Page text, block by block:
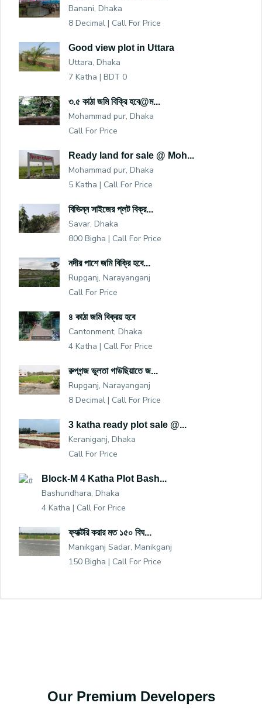
Banani, Dhaka
8 Decimal | Call For Price
Good view plot in Uttara
Uttara, Dhaka
7 Katha | BDT 0
৩.৫ কাঠা জমি বিক্রি হবে@ম...
Mohammad pur, Dhaka
Call For Price
Ready land for sale @ Moh...
Mohammad pur, Dhaka
5 Katha | Call For Price
বিভিন্ন সাইজের প্লট বিক্র...
Savar, Dhaka
800 Bigha | Call For Price
নদীর পাশে জমি বিক্রি হবে...
Rupganj, Narayanganj
Call For Price
৪ কাঠা জমি বিক্রয় হবে
Cantonment, Dhaka
4 Katha | Call For Price
রুপগন্জ ভুলতা গাউছিয়াতে জ...
Rupganj, Narayanganj
8 Decimal | Call For Price
3 katha ready plot sale @...
Keraniganj, Dhaka
Call For Price
Block-M 4 Katha Plot Bash...
Bashundhara, Dhaka
4 Katha | Call For Price
ফ্যাক্টরি করার মত ১৫০ বিঘ...
Manikganj Sadar, Manikganj
150 Bigha | Call For Price
Our Premium Developers